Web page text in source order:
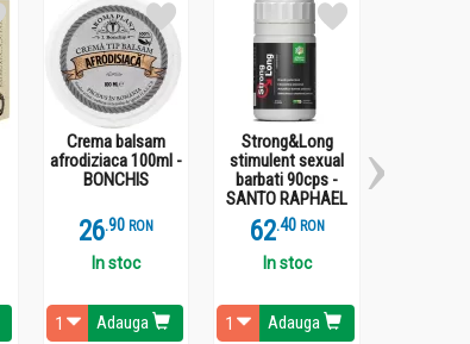
Crema balsam
afrodiziaca 100ml -
BONCHIS
26.9 RON
In stoc
Adauga
Strong&Long
stimulent sexual
barbati 90cps -
SANTO RAPHAEL
62.4 RON
In stoc
Adauga